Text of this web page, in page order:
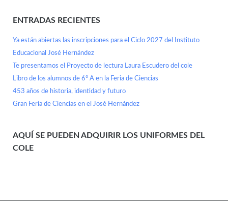
ENTRADAS RECIENTES
Ya están abiertas las inscripciones para el Ciclo 2027 del Instituto
Educacional José Hernández
Te presentamos el Proyecto de lectura Laura Escudero del cole
Libro de los alumnos de 6° A en la Feria de Ciencias
453 años de historia, identidad y futuro
Gran Feria de Ciencias en el José Hernández
AQUÍ SE PUEDEN ADQUIRIR LOS UNIFORMES DEL
COLE